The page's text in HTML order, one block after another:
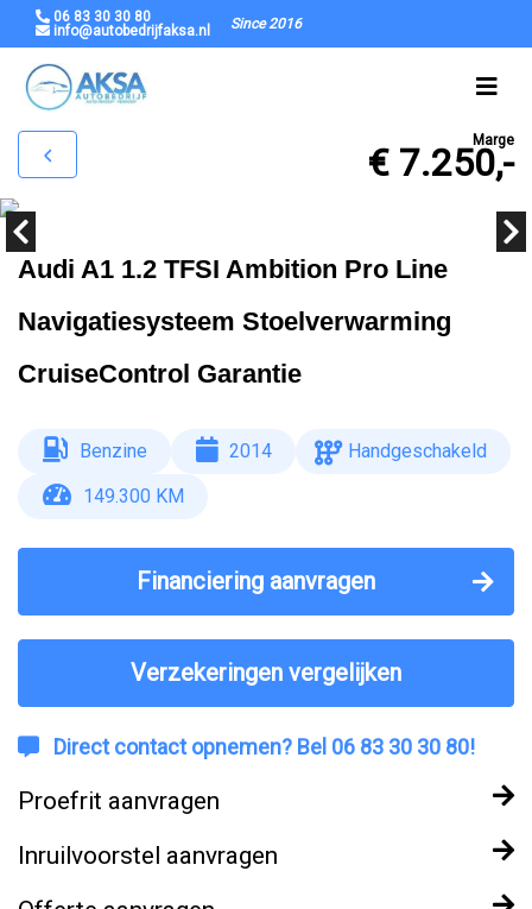
06 83 30 30 80
info@autobedrijfaksa.nl
Since 2016
Marge
€ 7.250,-
Audi A1 1.2 TFSI Ambition Pro Line
Navigatiesysteem Stoelverwarming
CruiseControl Garantie
Benzine 2014
Handgeschakeld
149.300 KM
Financiering aanvragen
Verzekeringen vergelijken
Direct contact opnemen? Bel 06 83 30 30 80!
Proefrit aanvragen
Inruilvoorstel aanvragen